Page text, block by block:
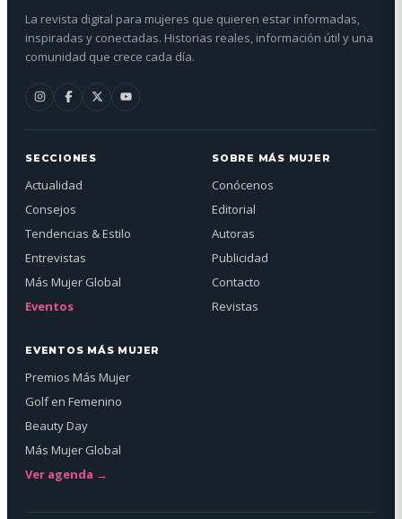
La revista digital para mujeres que quieren estar informadas,
inspiradas y conectadas. Historias reales, información útil y una
comunidad que crece cada día.
SECCIONES
Actualidad
Consejos
Tendencias & Estilo
Entrevistas
Más Mujer Global
Eventos
SOBRE MÁS MUJER
Conócenos
Editorial
Autoras
Publicidad
Contacto
Revistas
EVENTOS MÁS MUJER
Premios Más Mujer
Golf en Femenino
Beauty Day
Más Mujer Global
Ver agenda →